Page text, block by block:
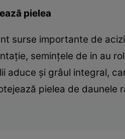
pielea
surse importante de
seminţele de in au
aduce şi grâul integral,
pielea de